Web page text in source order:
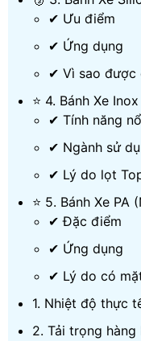
✔ Ưu điểm
✔ Ứng dụng
✔ Vì sao được
⭐ 4. Bánh Xe
✔ Tính năng
✔ Ngành sử
✔ Lý do lọt
⭐ 5. Bánh Xe
✔ Đặc điểm
✔ Ứng dụng
✔ Lý do có
1. Nhiệt độ thực
2. Tải trọng hàng